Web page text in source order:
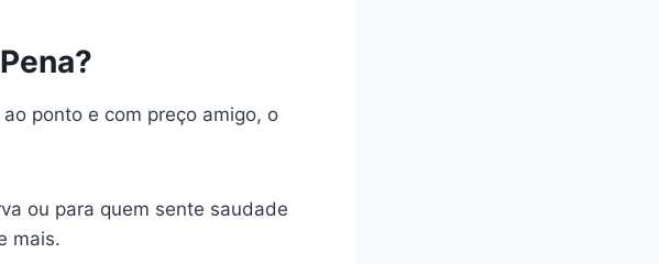
ponto e com preço amigo, o
ou para quem sente saudade
mais.